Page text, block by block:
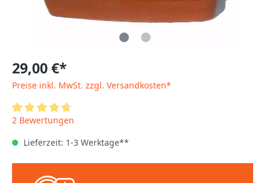
29,00 €*
Preise inkl. MwSt. zzgl. Versandkosten*
2 Bewertungen
Lieferzeit: 1-3 Werktage**